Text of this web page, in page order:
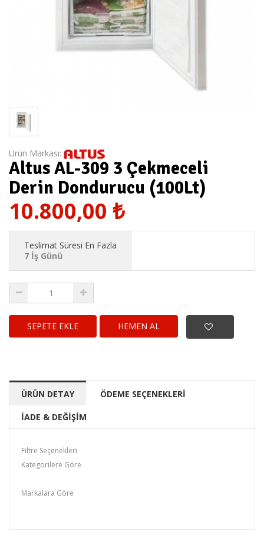
Ürün Markası:
Altus AL-309 3 Çekmeceli
Derin Dondurucu (100Lt)
10.800,00 ₺
Teslimat Süresi En Fazla
7 İş Günü
HEMEN AL
ÜRÜN DETAY ÖDEME SEÇENEKLERİ
İADE & DEĞİŞİM
Filtre Seçenekleri
Kategorilere Göre
Markalara Göre